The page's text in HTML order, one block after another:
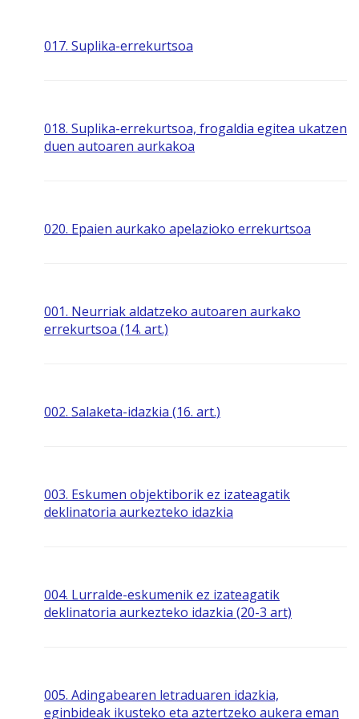
017. Suplika-errekurtsoa
018. Suplika-errekurtsoa, frogaldia egitea ukatzen
duen autoaren aurkakoa
020. Epaien aurkako apelazioko errekurtsoa
001. Neurriak aldatzeko autoaren aurkako
errekurtsoa (14. art.)
002. Salaketa-idazkia (16. art.)
003. Eskumen objektiborik ez izateagatik
deklinatoria aurkezteko idazkia
004. Lurralde-eskumenik ez izateagatik
deklinatoria aurkezteko idazkia (20-3 art)
005. Adingabearen letraduaren idazkia,
eginbideak ikusteko eta aztertzeko aukera eman